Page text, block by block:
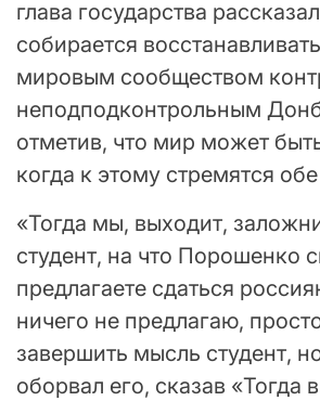
глава государства
собирается
мировым сообществом
неподподконтрольным
отметив, что мир может
когда к этому стремятся
«Тогда мы, выходит,
студент, на что Порошенко
предлагаете сдаться
ничего не предлагаю,
завершить мысль студент,
оборвал его, сказав «Тогда